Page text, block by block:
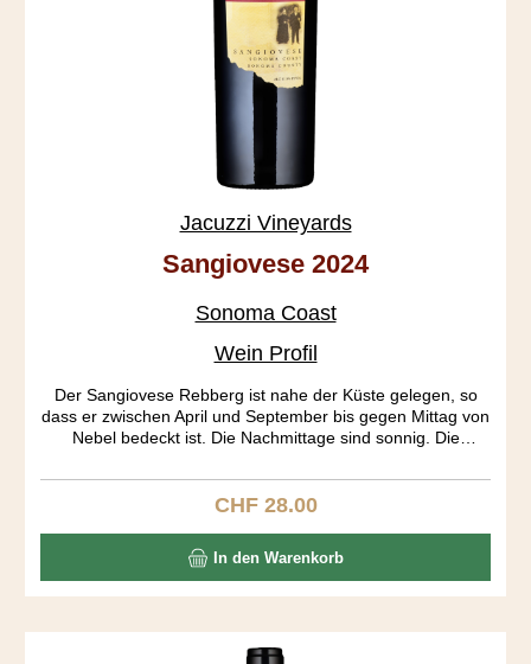
Jacuzzi Vineyards
Sangiovese 2024
Sonoma Coast
Wein Profil
Der Sangiovese Rebberg ist nahe der Küste gelegen, so
dass er zwischen April und September bis gegen Mittag von
Nebel bedeckt ist. Die Nachmittage sind sonnig. Die
was eine Ernte bis Ende Oktober ermöglicht. Das Resultat
sind optimal ausgereifte Trauben. Die Fermentierung dauert
Wein ist wunderbar aromatisch, zeigt sich frischbeerig,
rosig, brombeerig und pilzig. Der Körper ist mittelschwer,
der Abgang lang und elegant.
Regulärer Preis:
CHF 28.00
In den Warenkorb